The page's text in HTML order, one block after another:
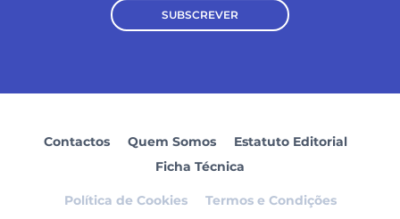
SUBSCREVER
Contactos Quem Somos
Estatuto Editorial
Ficha Técnica
Política de Cookies
Termos e Condições